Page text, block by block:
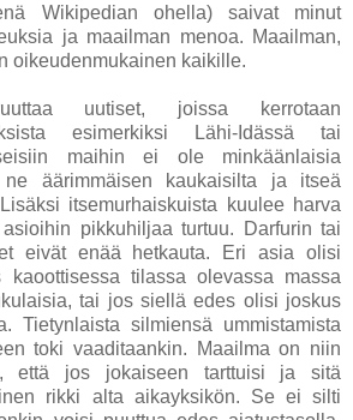
Wikipedian ohella) saivat minut
ja maailman menoa. Maailman,
oikeudenmukainen kaikille.
uutiset, joissa kerrotaan
esimerkiksi Lähi-Idässä tai
maihin ei ole minkäänlaisia
ne äärimmäisen kaukaisilta ja itseä
itsemurhaiskuista kuulee harva
pikkuhiljaa turtuu. Darfurin tai
eivät enää hetkauta. Eri asia olisi
tilassa olevassa massa
tai jos siellä edes olisi joskus
Tietynlaista silmiensä ummistamista
toki vaaditaankin. Maailma on niin
että jos jokaiseen tarttuisi ja sitä
rikki alta aikayksikön. Se ei silti